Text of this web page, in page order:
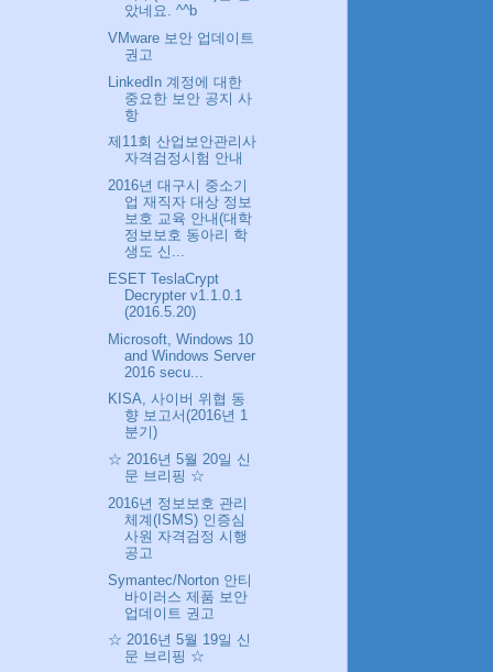
았네요. ^^b
VMware 보안 업데이트
권고
LinkedIn 계정에 대한
중요한 보안 공지 사
항
제11회 산업보안관리사
자격검정시험 안내
2016년 대구시 중소기
업 재직자 대상 정보
보호 교육 안내(대학
정보보호 동아리 학
생도 신...
ESET TeslaCrypt
Decrypter v1.1.0.1
(2016.5.20)
Microsoft, Windows 10
and Windows Server
2016 secu...
KISA, 사이버 위협 동
향 보고서(2016년 1
분기)
☆ 2016년 5월 20일 신
문 브리핑 ☆
2016년 정보보호 관리
체계(ISMS) 인증심
사원 자격검정 시행
공고
Symantec/Norton 안티
바이러스 제품 보안
업데이트 권고
☆ 2016년 5월 19일 신
문 브리핑 ☆